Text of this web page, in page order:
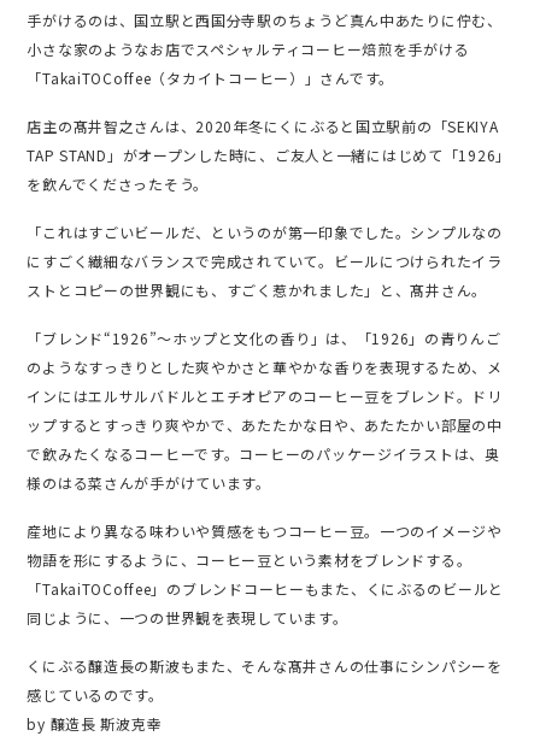
手がけるのは、国立駅と西国分寺駅のちょうど真ん中あたりに佇む、
小さな家のようなお店でスペシャルティコーヒー焙煎を手がける
「TakaiTOCoffee（タカイトコーヒー）」さんです。
店主の髙井智之さんは、2020年冬にくにぶると国立駅前の「SEKIYA
TAP STAND」がオープンした時に、ご友人と一緒にはじめて「1926」
を飲んでくださったそう。
「これはすごいビールだ、というのが第一印象でした。シンプルなの
にすごく繊細なバランスで完成されていて。ビールにつけられたイラ
ストとコピーの世界観にも、すごく惹かれました」と、髙井さん。
「ブレンド“1926”〜ホップと文化の香り」は、「1926」の青りんご
のようなすっきりとした爽やかさと華やかな香りを表現するため、メ
インにはエルサルバドルとエチオピアのコーヒー豆をブレンド。ドリ
ップするとすっきり爽やかで、あたたかな日や、あたたかい部屋の中
で飲みたくなるコーヒーです。コーヒーのパッケージイラストは、奥
様のはる菜さんが手がけています。
産地により異なる味わいや質感をもつコーヒー豆。一つのイメージや
物語を形にするように、コーヒー豆という素材をブレンドする。
「TakaiTOCoffee」のブレンドコーヒーもまた、くにぶるのビールと
同じように、一つの世界観を表現しています。
くにぶる醸造長の斯波もまた、そんな髙井さんの仕事にシンパシーを
感じているのです。
by 醸造長 斯波克幸